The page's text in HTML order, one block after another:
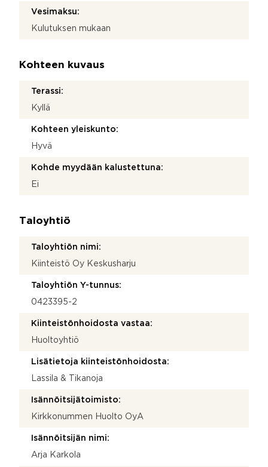
Vesimaksu:
Kulutuksen mukaan
Kohteen kuvaus
Terassi:
Kyllä
Kohteen yleiskunto:
Hyvä
Kohde myydään kalustettuna:
Ei
Taloyhtiö
Taloyhtiön nimi:
Kiinteistö Oy Keskusharju
Taloyhtiön Y-tunnus:
0423395-2
Kiinteistönhoidosta vastaa:
Huoltoyhtiö
Lisätietoja kiinteistönhoidosta:
Lassila & Tikanoja
Isännöitsijätoimisto:
Kirkkonummen Huolto OyA
Isännöitsijän nimi:
Arja Karkola